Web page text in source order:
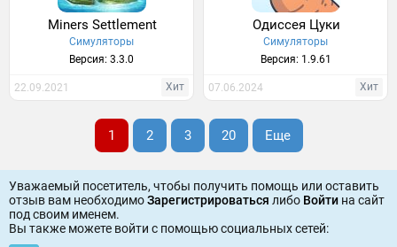
Miners Settlement
Симуляторы
Версия: 3.3.0
22.09.2021 Хит
Одиссея Цуки
Симуляторы
Версия: 1.9.61
07.06.2024 Хит
1 2 3 20 Еще
Уважаемый посетитель, чтобы получить помощь или оставить
отзыв вам необходимоЗарегистрироваться либо Войти на сайт
под своим именем.
Вы также можете войти c помощью социальных сетей: